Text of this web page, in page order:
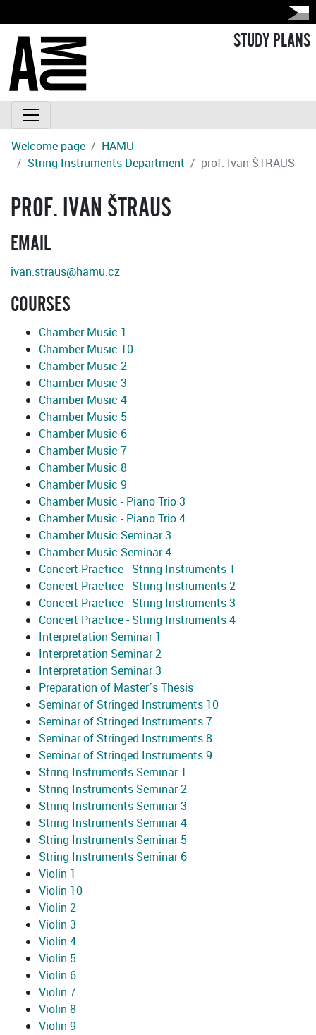
STUDY PLANS
Welcome page
HAMU
String Instruments Department
prof. Ivan ŠTRAUS
PROF. IVAN ŠTRAUS
EMAIL
ivan.straus@hamu.cz
COURSES
Chamber Music 1
Chamber Music 10
Chamber Music 2
Chamber Music 3
Chamber Music 4
Chamber Music 5
Chamber Music 6
Chamber Music 7
Chamber Music 8
Chamber Music 9
Chamber Music - Piano Trio 3
Chamber Music - Piano Trio 4
Chamber Music Seminar 3
Chamber Music Seminar 4
Concert Practice - String Instruments 1
Concert Practice - String Instruments 2
Concert Practice - String Instruments 3
Concert Practice - String Instruments 4
Interpretation Seminar 1
Interpretation Seminar 2
Interpretation Seminar 3
Preparation of Master´s Thesis
Seminar of Stringed Instruments 10
Seminar of Stringed Instruments 7
Seminar of Stringed Instruments 8
Seminar of Stringed Instruments 9
String Instruments Seminar 1
String Instruments Seminar 2
String Instruments Seminar 3
String Instruments Seminar 4
String Instruments Seminar 5
String Instruments Seminar 6
Violin 1
Violin 10
Violin 2
Violin 3
Violin 4
Violin 5
Violin 6
Violin 7
Violin 8
Violin 9